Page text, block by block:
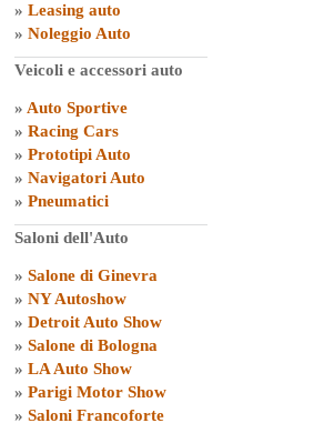
» Leasing auto
» Noleggio Auto
Veicoli e accessori auto
» Auto Sportive
» Racing Cars
» Prototipi Auto
» Navigatori Auto
» Pneumatici
Saloni dell'Auto
» Salone di Ginevra
» NY Autoshow
» Detroit Auto Show
» Salone di Bologna
» LA Auto Show
» Parigi Motor Show
» Saloni Francoforte